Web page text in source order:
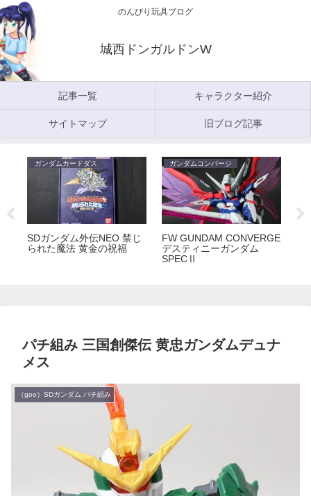
のんびり玩具ブログ
城西ドンガルドンW
記事一覧 キャラクター紹介
サイトマップ 旧ブログ記事
ガンダムカードダス
SDガンダム外伝NEO 禁じ
られた魔法 黄金の祝福
ガンダムコンバージ
FW GUNDAM CONVERGE
デスティニーガンダム
SPECⅡ
パチ組み 三国創傑伝 黄忠ガンダムデュナ
メス
（goo）SDガンダム パチ組み